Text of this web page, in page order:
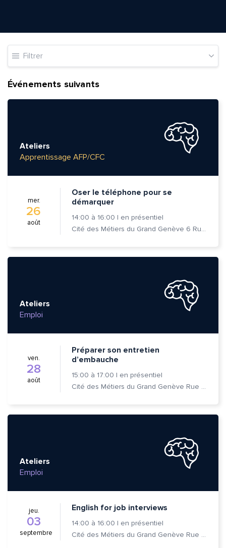
Filtrer
Événements suivants
Ateliers
Apprentissage AFP/CFC
mer.
26
août
Oser le téléphone pour se
démarquer
14:00 à 16:00 | en présentiel
Cité des Métiers du Grand Genève 6 Rue Prévost-Martin 1205 Genève
Ateliers
Emploi
ven.
28
août
Préparer son entretien
d’embauche
15:00 à 17:00 | en présentiel
Cité des Métiers du Grand Genève Rue Prévost-Martin 6 1205 Genève
Ateliers
Emploi
jeu.
03
septembre
English for job interviews
14:00 à 16:00 | en présentiel
Cité des Métiers du Grand Genève Rue Prévost-Martin 6 1205 Genève